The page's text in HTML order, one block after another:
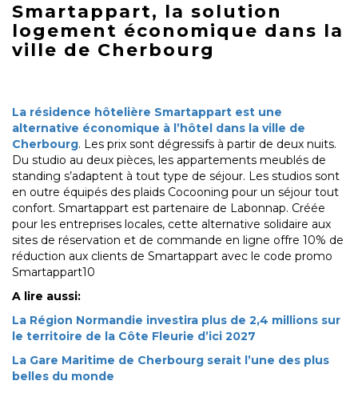
Smartappart, la solution
logement économique dans la
ville de Cherbourg
La résidence hôtelière Smartappart est une
alternative économique à l’hôtel dans la ville de
Cherbourg. Les prix sont dégressifs à partir de deux nuits.
Du studio au deux pièces, les appartements meublés de
standing s’adaptent à tout type de séjour. Les studios sont
en outre équipés des plaids Cocooning pour un séjour tout
confort. Smartappart est partenaire de Labonnap. Créée
pour les entreprises locales, cette alternative solidaire aux
sites de réservation et de commande en ligne offre 10% de
réduction aux clients de Smartappart avec le code promo
Smartappart10
A lire aussi:
La Région Normandie investira plus de 2,4 millions sur
le territoire de la Côte Fleurie d’ici 2027
La Gare Maritime de Cherbourg serait l’une des plus
belles du monde